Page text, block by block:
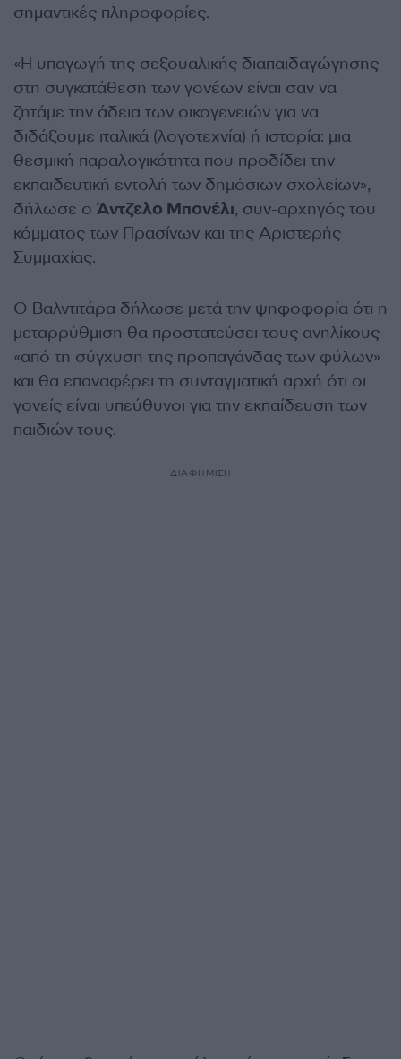
σημαντικές πληροφορίες.
«Η υπαγωγή της σεξουαλικής διαπαιδαγώγησης
στη συγκατάθεση των γονέων είναι σαν να
ζητάμε την άδεια των οικογενειών για να
διδάξουμε ιταλικά (λογοτεχνία) ή ιστορία: μια
θεσμική παραλογικότητα που προδίδει την
εκπαιδευτική εντολή των δημόσιων σχολείων»,
δήλωσε ο Άντζελο Μπονέλι, συν-αρχηγός του
κόμματος των Πρασίνων και της Αριστερής
Συμμαχίας.
Ο Βαλντιτάρα δήλωσε μετά την ψηφοφορία ότι η
μεταρρύθμιση θα προστατεύσει τους ανηλίκους
«από τη σύγχυση της προπαγάνδας των φύλων»
και θα επαναφέρει τη συνταγματική αρχή ότι οι
γονείς είναι υπεύθυνοι για την εκπαίδευση των
παιδιών τους.
ΔΙΑΦΗΜΙΣΗ